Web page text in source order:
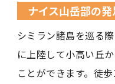
ナイス山岳部の発
シミラン諸島を巡る
に上陸して小高い丘
ことができます。徒